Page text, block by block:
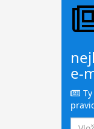
e-